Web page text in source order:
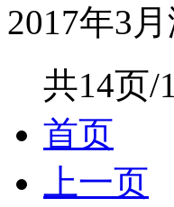
2017年3
共14页/
首页
上一页